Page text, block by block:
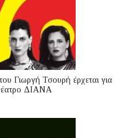
Γιωργή Τσουρή έρχεται για
ΔΙΑΝΑ